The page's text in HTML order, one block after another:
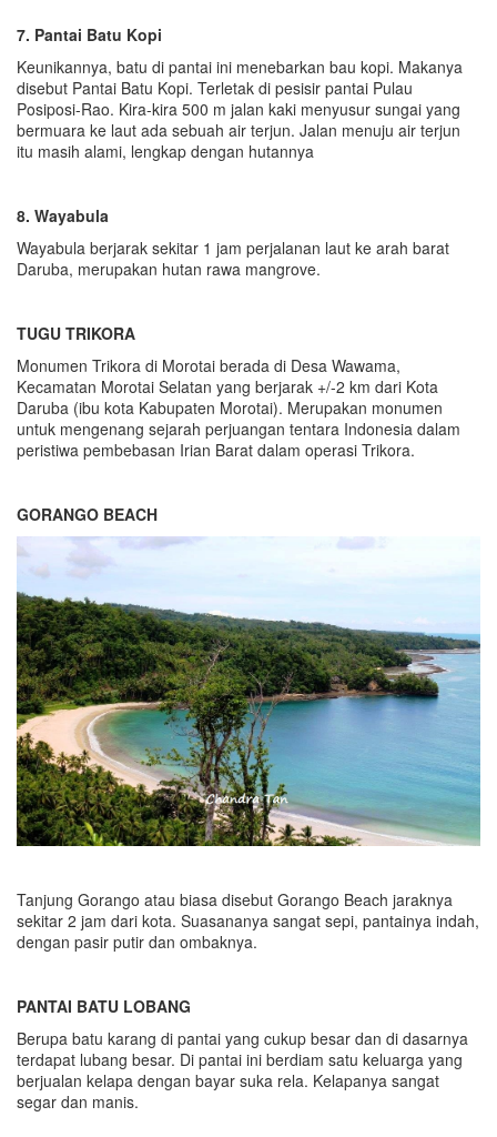
7. Pantai Batu Kopi
Keunikannya, batu di pantai ini menebarkan bau kopi. Makanya
disebut Pantai Batu Kopi. Terletak di pesisir pantai Pulau
Posiposi-Rao. Kira-kira 500 m jalan kaki menyusur sungai yang
bermuara ke laut ada sebuah air terjun. Jalan menuju air terjun
itu masih alami, lengkap dengan hutannya
8. Wayabula
Wayabula berjarak sekitar 1 jam perjalanan laut ke arah barat
Daruba, merupakan hutan rawa mangrove.
TUGU TRIKORA
Monumen Trikora di Morotai berada di Desa Wawama,
Kecamatan Morotai Selatan yang berjarak +/-2 km dari Kota
Daruba (ibu kota Kabupaten Morotai). Merupakan monumen
untuk mengenang sejarah perjuangan tentara Indonesia dalam
peristiwa pembebasan Irian Barat dalam operasi Trikora.
GORANGO BEACH
Tanjung Gorango atau biasa disebut Gorango Beach jaraknya
sekitar 2 jam dari kota. Suasananya sangat sepi, pantainya indah,
dengan pasir putir dan ombaknya.
PANTAI BATU LOBANG
Berupa batu karang di pantai yang cukup besar dan di dasarnya
terdapat lubang besar. Di pantai ini berdiam satu keluarga yang
berjualan kelapa dengan bayar suka rela. Kelapanya sangat
segar dan manis.